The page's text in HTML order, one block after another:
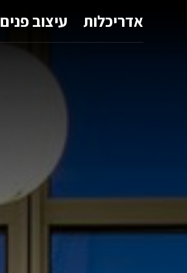
אדריכלות עיצוב פנים